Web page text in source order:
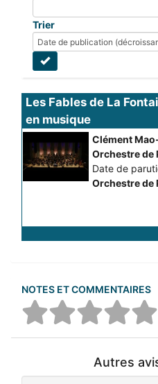
Trier
Les Fables de La
en musique
Clément
Orchestre de
Date de
Orchestre de
NOTES ET COMMENTAIRES
Autres